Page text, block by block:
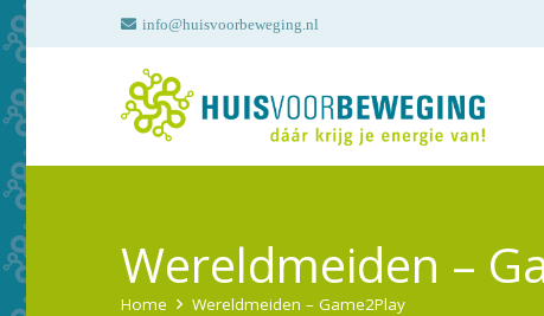
info@huisvoorbeweging.nl
Wereldmeiden –
Home Wereldmeiden – Game2Play